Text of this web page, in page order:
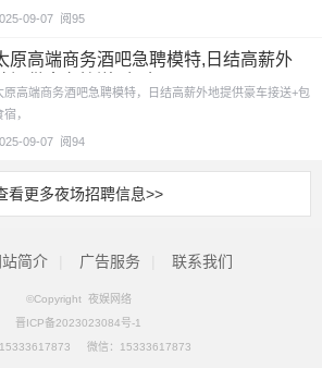
09-07 阅95
原高端商务酒吧急聘模特,日结高薪外
提供豪车接送+包食
原高端商务酒吧急聘模特，日结高薪外地提供豪车接送+包
宿，
09-07 阅94
看更多夜场招聘信息>>
站简介 广告服务 联系我们
©Copyright 夜娱网络
晋ICP备2023023084号-1
15333617873 微信：15333617873